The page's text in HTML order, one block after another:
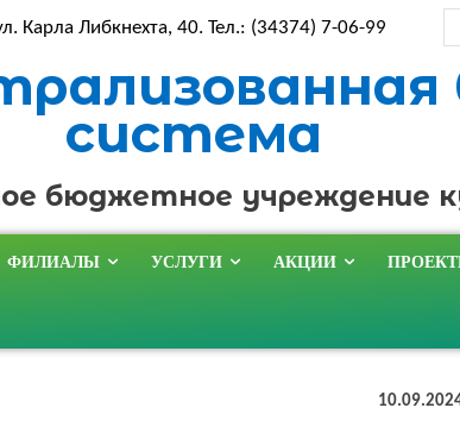
Карла Либкнехта, 40. Тел.: (34374) 7-06-99
система
бюджетное учреждение
ФИЛИАЛЫ УСЛУГИ АКЦИИ